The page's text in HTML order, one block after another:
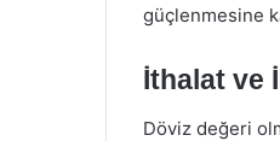
güçlenmesine
İthalat ve
Döviz değeri